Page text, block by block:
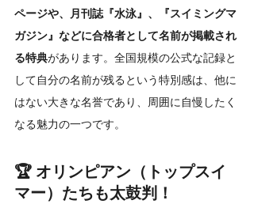
ページや、月刊誌『水泳』、『スイミングマ
ガジン』などに合格者として名前が掲載され
る特典があります。全国規模の公式な記録と
して自分の名前が残るという特別感は、他に
はない大きな名誉であり、周囲に自慢したく
なる魅力の一つです。
🏆 オリンピアン（トップスイ
マー）たちも太鼓判！